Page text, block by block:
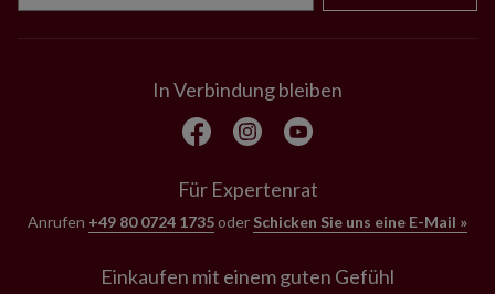
In Verbindung bleiben
Für Expertenrat
Anrufen +49 80 0724 1735oder Schicken Sie uns eine E-Mail »
Einkaufen mit einem guten Gefühl